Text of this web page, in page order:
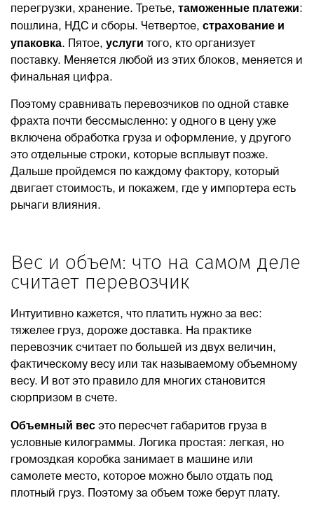
перегрузки, хранение. Третье, таможенные платежи:
пошлина, НДС и сборы. Четвертое, страхование и
упаковка. Пятое, услуги того, кто организует
поставку. Меняется любой из этих блоков, меняется и
финальная цифра.
Поэтому сравнивать перевозчиков по одной ставке
фрахта почти бессмысленно: у одного в цену уже
включена обработка груза и оформление, у другого
это отдельные строки, которые всплывут позже.
Дальше пройдемся по каждому фактору, который
двигает стоимость, и покажем, где у импортера есть
рычаги влияния.
Вес и объем: что на самом деле
считает перевозчик
Интуитивно кажется, что платить нужно за вес:
тяжелее груз, дороже доставка. На практике
перевозчик считает по большей из двух величин,
фактическому весу или так называемому объемному
весу. И вот это правило для многих становится
сюрпризом в счете.
Объемный вес это пересчет габаритов груза в
условные килограммы. Логика простая: легкая, но
громоздкая коробка занимает в машине или
самолете место, которое можно было отдать под
плотный груз. Поэтому за объем тоже берут плату.